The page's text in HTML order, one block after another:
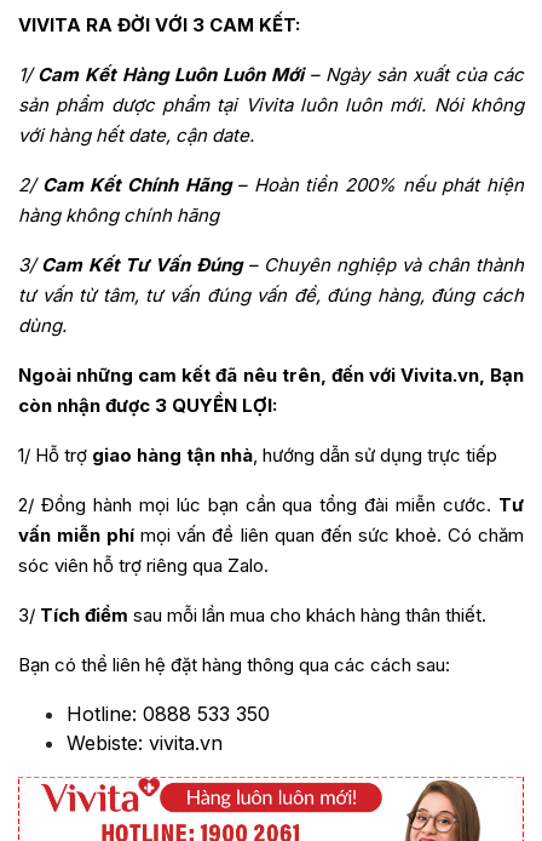
VIVITA RA ĐỜI VỚI 3 CAM KẾT:
1/Cam Kết Hàng Luôn Luôn Mới– Ngày sản xuất của các
sản phẩm dược phẩm tại Vivita luôn luôn mới. Nói không
với hàng hết date, cận date.
2/ Cam Kết Chính Hãng– Hoàn tiền 200% nếu phát hiện
hàng không chính hãng
3/Cam Kết Tư Vấn Đúng– Chuyên nghiệp và chân thành
tư vấn từ tâm, tư vấn đúng vấn đề, đúng hàng, đúng cách
dùng.
Ngoài những cam kết đã nêu trên, đến với Vivita.vn, Bạn
còn nhận được 3 QUYỀN LỢI:
1/ Hỗ trợ giao hàng tận nhà, hướng dẫn sử dụng trực tiếp
2/ Đồng hành mọi lúc bạn cần qua tổng đài miễn cước. Tư
vấn miễn phí mọi vấn đề liên quan đến sức khoẻ. Có chăm
sóc viên hỗ trợ riêng qua Zalo.
3/ Tích điểm sau mỗi lần mua cho khách hàng thân thiết.
Bạn có thể liên hệ đặt hàng thông qua các cách sau:
Hotline: 0888 533 350
Webiste: vivita.vn